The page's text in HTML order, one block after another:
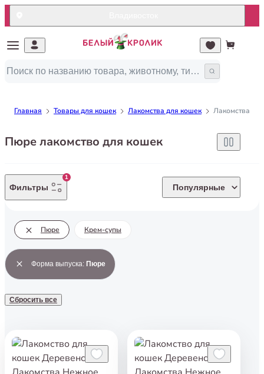
Главная Товары для кошек Лакомства для кошек Лакомства
Пюре лакомство для кошек
Фильтры
1
Популярные
Пюре Крем-супы
Форма выпуска: Пюре
Сбросить все